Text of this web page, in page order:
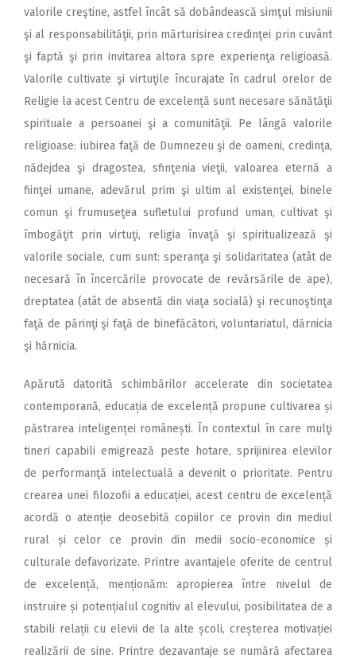
valorile creştine, astfel încât să dobândească simţul misiunii
şi al responsabilităţii, prin mărturisirea credinţei prin cuvânt
şi faptă şi prin invitarea altora spre experienţa religioasă.
Valorile cultivate şi virtuţile încurajate în cadrul orelor de
Religie la acest Centru de excelență sunt necesare sănătăţii
spirituale a persoanei şi a comunităţii. Pe lângă valorile
religioase: iubirea faţă de Dumnezeu şi de oameni, credinţa,
nădejdea şi dragostea, sfinţenia vieţii, valoarea eternă a
fiinţei umane, adevărul prim şi ultim al existenţei, binele
comun şi frumuseţea sufletului profund uman, cultivat şi
îmbogăţit prin virtuţi, religia învaţă şi spiritualizează şi
valorile sociale, cum sunt: speranţa şi solidaritatea (atât de
necesară în încercările provocate de revărsările de ape),
dreptatea (atât de absentă din viaţa socială) şi recunoştinţa
faţă de părinţi şi faţă de binefăcători, voluntariatul, dărnicia
şi hărnicia.
Apărută datorită schimbărilor accelerate din societatea
contemporană, educația de excelență propune cultivarea și
păstrarea inteligenței românești. În contextul în care mulţi
tineri capabili emigrează peste hotare, sprijinirea elevilor
de performanţă intelectuală a devenit o prioritate. Pentru
crearea unei filozofii a educației, acest centru de excelență
acordă o atenție deosebită copiilor ce provin din mediul
rural și celor ce provin din medii socio-economice și
culturale defavorizate. Printre avantajele oferite de centrul
de excelență, menționăm: apropierea între nivelul de
instruire și potențialul cognitiv al elevului, posibilitatea de a
stabili relații cu elevii de la alte școli, creșterea motivației
realizării de sine. Printre dezavantaje se numără afectarea